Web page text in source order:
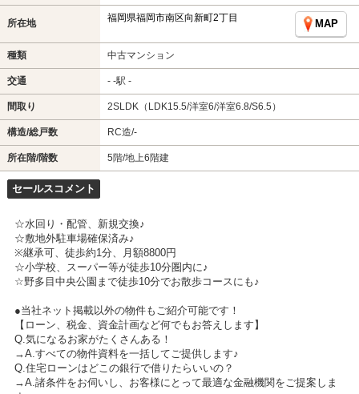
所在地 福岡県福岡市南区向新町2丁目
MAP
種類 中古マンション
交通 - -駅 -
間取り 2SLDK（LDK15.5/洋室6/洋室6.8/S6.5）
構造/総戸数 RC造/-
所在階/階数 5階/地上6階建
セールスコメント
☆水回り・配管、新規交換♪
☆敷地外駐車場確保済み♪
※継承可、徒歩約1分、月額8800円
☆小学校、スーパー等が徒歩10分圏内に♪
☆野多目中央公園まで徒歩10分でお散歩コースにも♪
●当社ネット掲載以外の物件もご紹介可能です！
【ローン、税金、資金計画など何でもお答えします】
Q.気になるお家がたくさんある！
→A.すべての物件資料を一括してご提供します♪
Q.住宅ローンはどこの銀行で借りたらいいの？
→A.諸条件をお伺いし、お客様にとって最適な金融機関をご提案しま